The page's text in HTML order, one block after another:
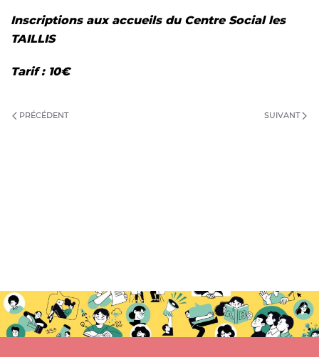
Inscriptions aux accueils du Centre Social les
TAILLIS
Tarif : 10€
PRÉCÉDENT SUIVANT